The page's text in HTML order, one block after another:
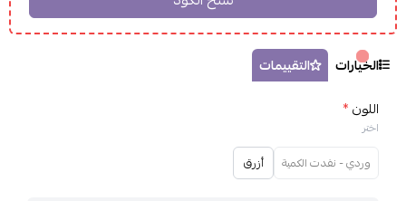
الخيارات
التقييمات
اللون*
اختر
وردي - نفدت الكمية أزرق